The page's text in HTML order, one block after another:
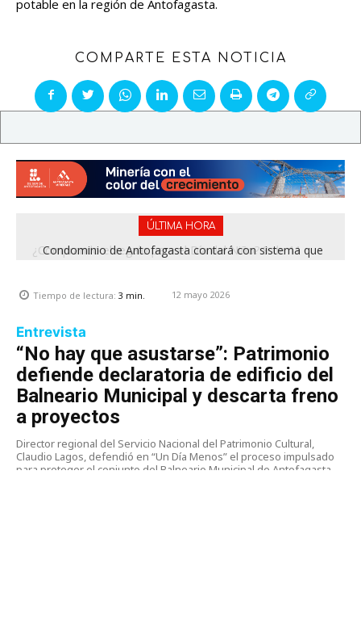
potable en la región de Antofagasta.
COMPARTE ESTA NOTICIA